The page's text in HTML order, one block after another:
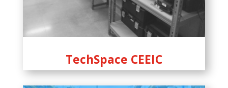
TechSpace CEEIC